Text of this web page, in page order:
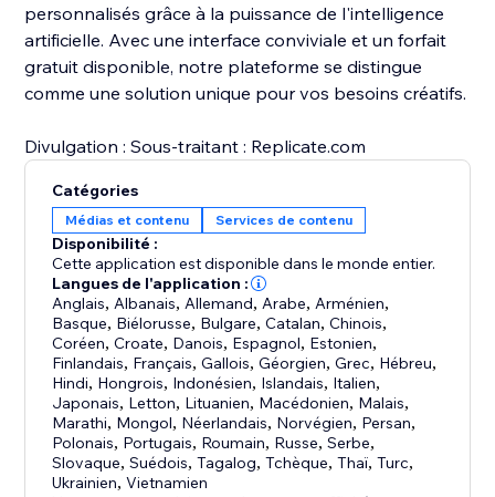
personnalisés grâce à la puissance de l'intelligence
artificielle. Avec une interface conviviale et un forfait
gratuit disponible, notre plateforme se distingue
comme une solution unique pour vos besoins créatifs.
Divulgation : Sous-traitant : Replicate.com
Catégories
Médias et contenu Services de contenu
Disponibilité :
Cette application est disponible dans le monde entier.
Langues de l'application :
Anglais, Albanais, Allemand, Arabe, Arménien,
Basque, Biélorusse, Bulgare,Catalan,Chinois,
Coréen,Croate, Danois, Espagnol, Estonien,
Finlandais, Français,Gallois,Géorgien,Grec, Hébreu,
Hindi, Hongrois, Indonésien, Islandais, Italien,
Japonais, Letton, Lituanien, Macédonien, Malais,
Marathi, Mongol, Néerlandais, Norvégien, Persan,
Polonais, Portugais, Roumain, Russe,Serbe,
Slovaque,Suédois,Tagalog,Tchèque,Thaï,Turc,
Ukrainien,Vietnamien